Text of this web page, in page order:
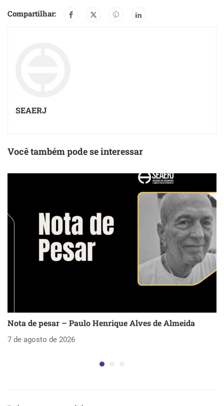
Compartilhar:
SEAERJ
Você também pode se interessar
Nota de pesar – Paulo Henrique Alves de Almeida
7 de agosto de 2026